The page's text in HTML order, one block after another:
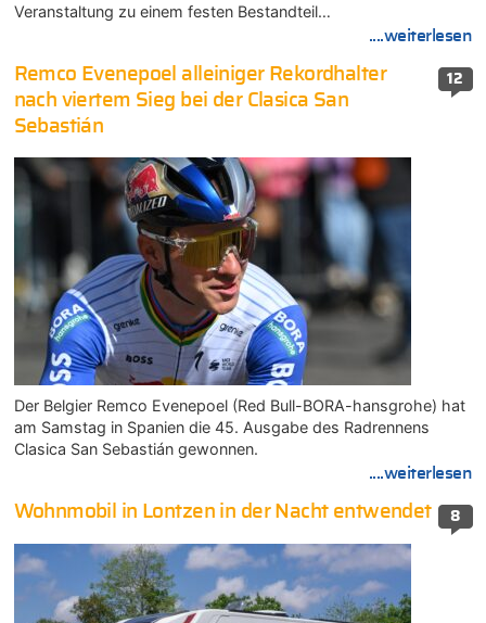
Veranstaltung zu einem festen Bestandteil…
....weiterlesen
12
Remco Evenepoel alleiniger Rekordhalter
nach viertem Sieg bei der Clasica San
Sebastián
Der Belgier Remco Evenepoel (Red Bull-BORA-hansgrohe) hat
am Samstag in Spanien die 45. Ausgabe des Radrennens
Clasica San Sebastián gewonnen.
....weiterlesen
8
Wohnmobil in Lontzen in der Nacht entwendet